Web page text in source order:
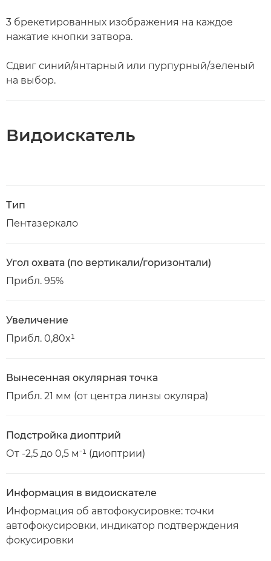
3 брекетированных изображения на каждое
нажатие кнопки затвора.
Сдвиг синий/янтарный или пурпурный/зеленый
на выбор.
Видоискатель
Тип
Пентазеркало
Угол охвата (по вертикали/горизонтали)
Прибл. 95%
Увеличение
Прибл. 0,80x¹
Вынесенная окулярная точка
Прибл. 21 мм (от центра линзы окуляра)
Подстройка диоптрий
От -2,5 до 0,5 м⁻¹ (диоптрии)
Информация в видоискателе
Информация об автофокусировке: точки
автофокусировки, индикатор подтверждения
фокусировки